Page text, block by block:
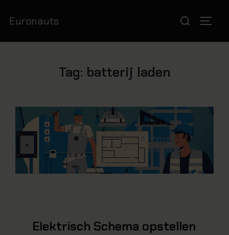
Euronauts
Tag: batterij laden
Elektrisch Schema opstellen